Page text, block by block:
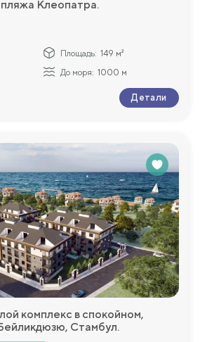
Клеопатра.
Площадь: 149 м²
До моря: 1000 м
Детали
комплекс в спокойном,
Стамбул.